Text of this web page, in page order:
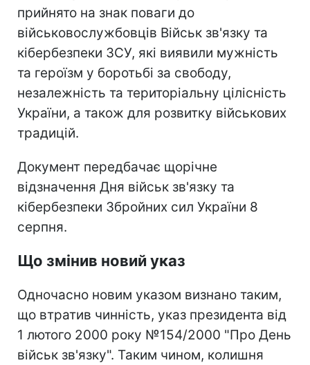
прийнято на знак поваги до
військовослужбовців Військ зв'язку та
кібербезпеки ЗСУ, які виявили мужність
та героїзм у боротьбі за свободу,
незалежність та територіальну цілісність
України, а також для розвитку військових
традицій.
Документ передбачає щорічне
відзначення Дня військ зв'язку та
кібербезпеки Збройних сил України 8
серпня.
Що змінив новий указ
Одночасно новим указом визнано таким,
що втратив чинність, указ президента від
1 лютого 2000 року №154/2000 "Про День
військ зв'язку". Таким чином, колишня